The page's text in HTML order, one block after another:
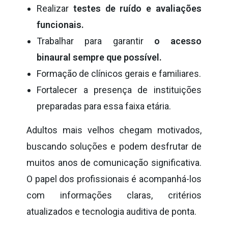
Realizartestes de ruído e avaliações
funcionais.
Trabalhar para garantir o acesso
binaural sempre que possível.
Formação de clínicos gerais e familiares.
Fortalecer a presença de instituições
preparadas para essa faixa etária.
Adultos mais velhos chegam motivados,
buscando soluções e podem desfrutar de
muitos anos de comunicação significativa.
O papel dos profissionais é acompanhá-los
com informações claras, critérios
atualizados e tecnologia auditiva de ponta.